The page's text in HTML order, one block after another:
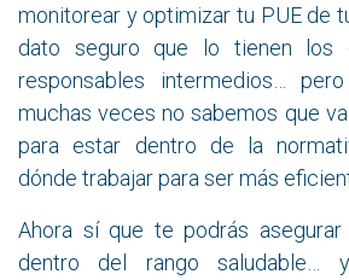
monitorear y optimizar tu PUE de
dato seguro que lo tienen los
responsables intermedios…
muchas veces no sabemos que
para estar dentro de la
dónde trabajar para ser más
Ahora sí que te podrás
dentro del rango